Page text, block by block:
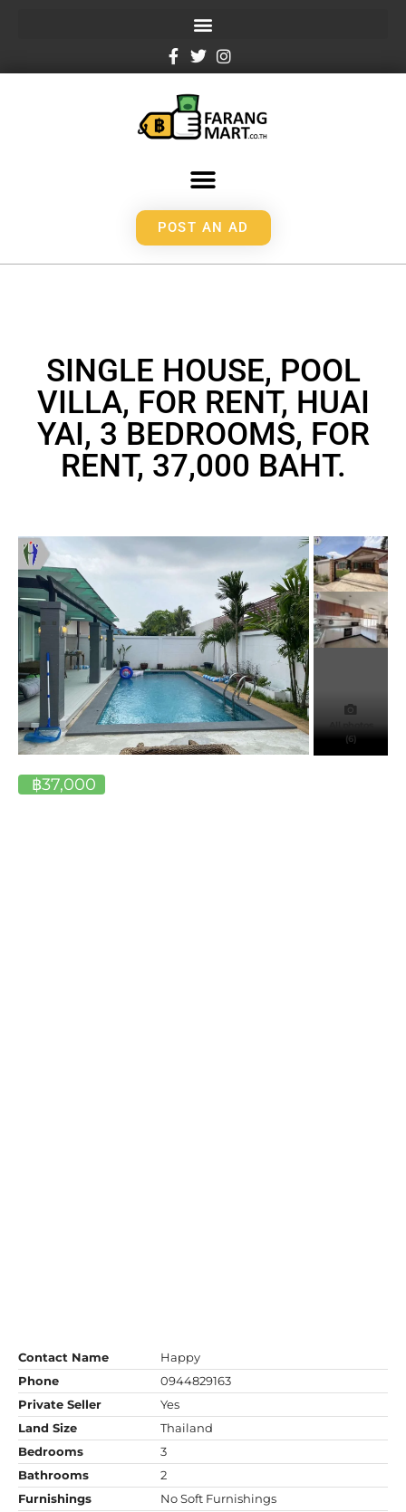
POST AN AD
SINGLE HOUSE, POOL
VILLA, FOR RENT, HUAI
YAI, 3 BEDROOMS, FOR
RENT, 37,000 BAHT.
(6)
฿37,000
Contact Name
Happy
Phone
0944829163
Private Seller
Yes
Land Size
Thailand
Bedrooms
3
Bathrooms
2
Furnishings
No Soft Furnishings